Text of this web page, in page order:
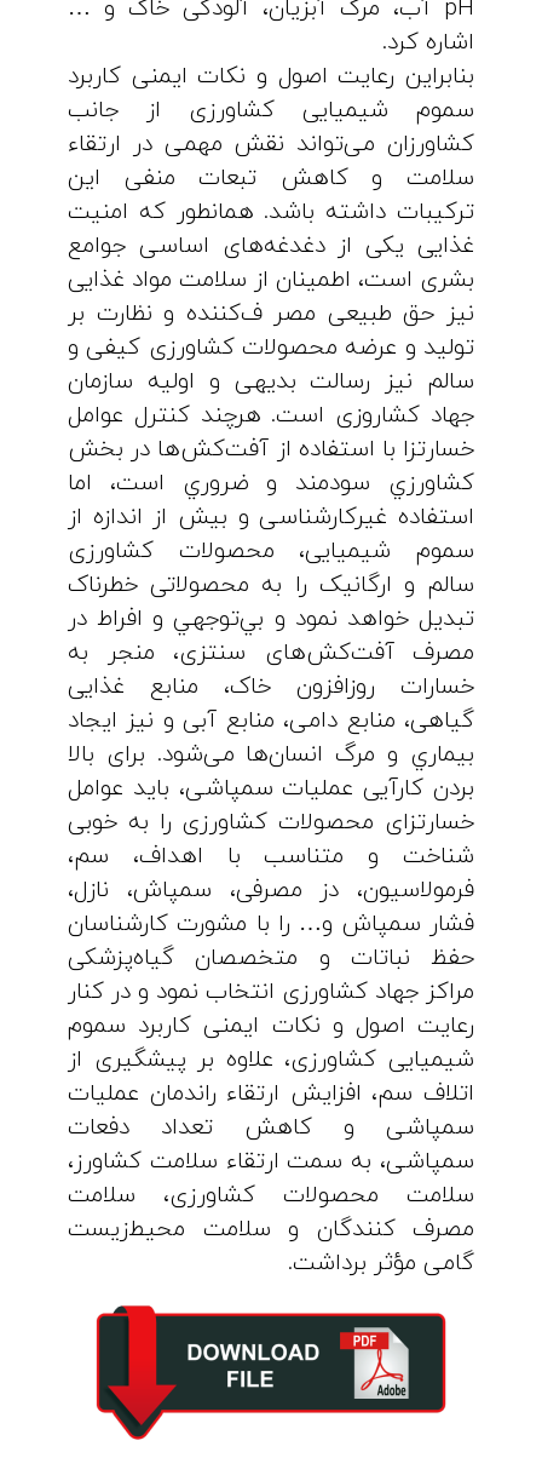
pH آب، مرگ آبزیان، آلودگی خاک و …
اشاره کرد.
بنابراین رعایت اصول و نکات ایمنی کاربرد
سموم شیمیایی کشاورزی از جانب
کشاورزان می‌تواند نقش مهمی در ارتقاء
سلامت و کاهش تبعات منفی این
ترکیبات داشته باشد. همانطور که امنیت
غذایی یکی از دغدغه‌های اساسی جوامع
بشری است، اطمینان از سلامت مواد غذایی
نیز حق طبیعی مصر ف‌کننده و نظارت بر
تولید و عرضه محصولات کشاورزی کیفی و
سالم نیز رسالت بدیهی و اولیه سازمان
جهاد کشاروزی است. هرچند کنترل عوامل
خسارتزا با استفاده از آفت‌کش‌ها در بخش
کشاورزي سودمند و ضروري است، اما
استفاده غیرکارشناسی و بیش از اندازه از
سموم شیمیایی، محصولات کشاورزی
سالم و ارگانیک را به محصولاتی خطرناک
تبدیل خواهد نمود و بي‌توجهي و افراط در
مصرف آفت‌کش‌های سنتزی، منجر به
خسارات روزافزون خاک، منابع غذایی
گیاهی، منابع دامی، منابع آبی و نیز ايجاد
بيماري و مرگ انسان‌ها می‌شود. برای بالا
بردن کارآیی عملیات سمپاشی، باید عوامل
خسارتزای محصولات کشاورزی را به خوبی
شناخت و متناسب با اهداف، سم،
فرمولاسیون، دز مصرفی، سمپاش، نازل،
فشار سمپاش و… را با مشورت کارشناسان
حفظ نباتات و متخصصان گیاه‌پزشکی
مراکز جهاد کشاورزی انتخاب نمود و در کنار
رعایت اصول و نکات ایمنی کاربرد سموم
شیمیایی کشاورزی، علاوه بر پیشگیری از
اتلاف سم، افزایش ارتقاء راندمان عملیات
سمپاشی و کاهش تعداد دفعات
سمپاشی، به سمت ارتقاء سلامت کشاورز،
سلامت محصولات کشاورزی، سلامت
مصرف کنندگان و سلامت محیط‌زیست
گامی مؤثر برداشت.